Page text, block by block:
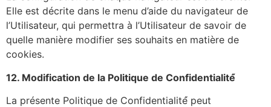
Elle est décrite dans le menu d’aide du navigateur de
l’Utilisateur, qui permettra à l’Utilisateur de savoir de
quelle manière modifier ses souhaits en matière de
cookies.
12. Modification de la Politique de Confidentialité́​
La présente Politique de Confidentialité́ peut